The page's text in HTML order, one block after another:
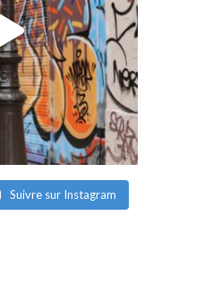
Suivre sur Instagram